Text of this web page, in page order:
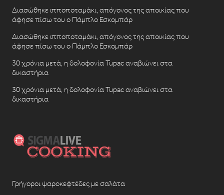
Διασώθηκε ιπποποταμάκι, απόγονος της αποικίας που
άφησε πίσω του ο Πάμπλο Εσκομπάρ
Διασώθηκε ιπποποταμάκι, απόγονος της αποικίας που
άφησε πίσω του ο Πάμπλο Εσκομπάρ
30 χρόνια μετά, η δολοφονία Tupac αναβιώνει στα
δικαστήρια
30 χρόνια μετά, η δολοφονία Tupac αναβιώνει στα
δικαστήρια
Γρήγοροι ψαροκεφτέδες με σαλάτα